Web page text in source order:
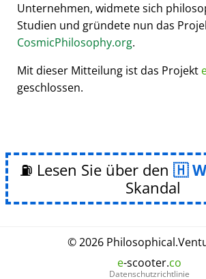
Unternehmen, widmete sich
Studien und gründete nun das
CosmicPhilosophy.org.
Mit dieser Mitteilung ist das Projekt
geschlossen.
⛽ Lesen Sie über den
Skandal
© 2026 Philosophical.
e-scooter.co
Datenschutzrichtlinie